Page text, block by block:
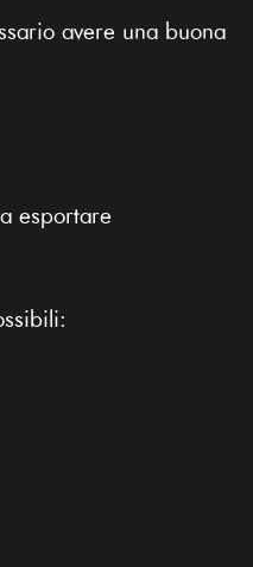
avere una buona
esportare